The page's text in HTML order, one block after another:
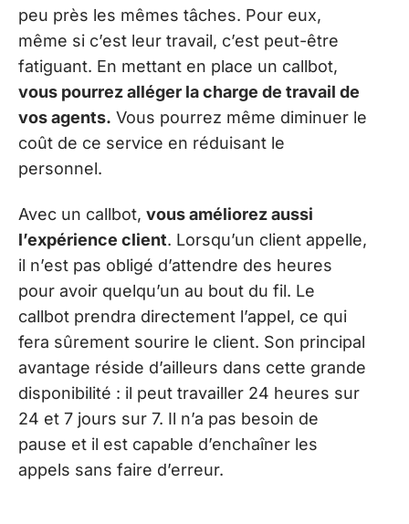
peu près les mêmes tâches. Pour eux,
même si c’est leur travail, c’est peut-être
fatiguant. En mettant en place un callbot,
vous pourrez alléger la charge de travail de
vos agents. Vous pourrez même diminuer le
coût de ce service en réduisant le
personnel.
Avec un callbot, vous améliorez aussi
l’expérience client. Lorsqu’un client appelle,
il n’est pas obligé d’attendre des heures
pour avoir quelqu’un au bout du fil. Le
callbot prendra directement l’appel, ce qui
fera sûrement sourire le client. Son principal
avantage réside d’ailleurs dans cette grande
disponibilité : il peut travailler 24 heures sur
24 et 7 jours sur 7. Il n’a pas besoin de
pause et il est capable d’enchaîner les
appels sans faire d’erreur.